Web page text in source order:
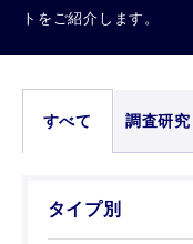
トをご紹介します。
すべて 調査研究
タイプ別